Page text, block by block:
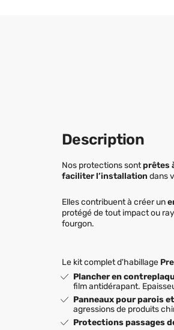
Description
Nos protections sontprêtes
faciliter l’installation dans
Elles contribuent à créer un
protégé de tout impact ou
fourgon.
Le kit complet d'habillage
Plancher en
film antidérapant.
Panneaux pour parois
agressions de produits
Protections passages